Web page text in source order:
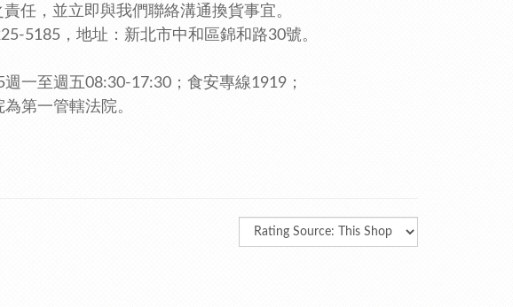
任，並立即與我們聯絡溝通換貨事宜。
5185， 地址：新北市中和區錦和路30號。
一至週五08:30-17:30；食安專線1919 ；
第一管轄法院。